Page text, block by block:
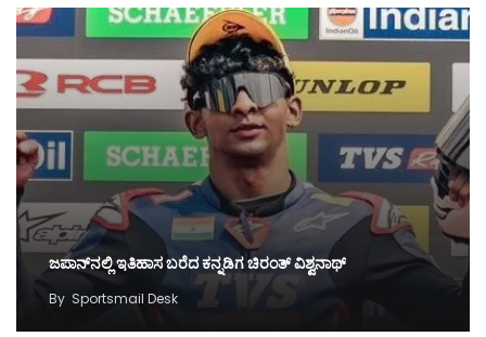
ಜಪಾನ್‌ನಲ್ಲಿ ಇತಿಹಾಸ ಬರೆದ ಕನ್ನಡಿಗ ಚಿರಂತ್ ವಿಶ್ವನಾಥ್
By Sportsmail Desk